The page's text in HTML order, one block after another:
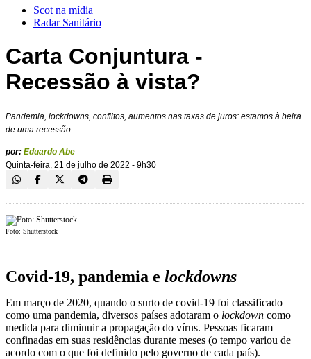
Scot na mídia
Radar Sanitário
Carta Conjuntura -
Recessão à vista?
Pandemia, lockdowns, conflitos, aumentos nas taxas de juros: estamos à beira
de uma recessão.
por: Eduardo Abe
Quinta-feira, 21 de julho de 2022 - 9h30
Foto: Shutterstock
Covid-19, pandemia e lockdowns
Em março de 2020, quando o surto de covid-19 foi classificado
como uma pandemia, diversos países adotaram o lockdown como
medida para diminuir a propagação do vírus. Pessoas ficaram
confinadas em suas residências durante meses (o tempo variou de
acordo com o que foi definido pelo governo de cada país).